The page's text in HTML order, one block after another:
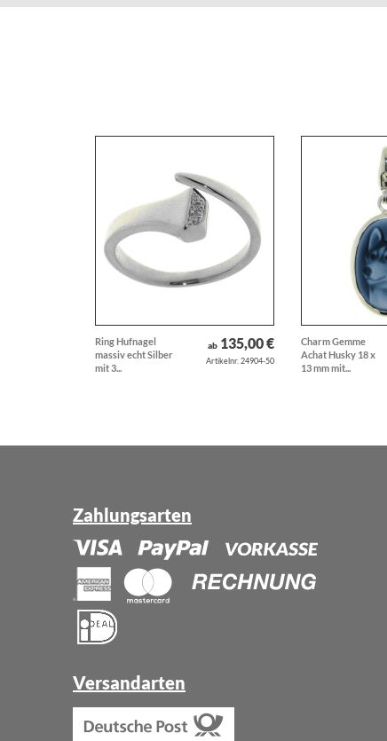
Ring Hufnagel
massiv echt Silber
mit 3...
ab 135,00 €
Artikelnr. 24904-50
Charm Gemme
Achat Husky 18 x
13 mm mit...
Zahlungsarten
Versandarten